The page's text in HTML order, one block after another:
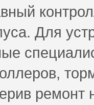
Для
ремонт